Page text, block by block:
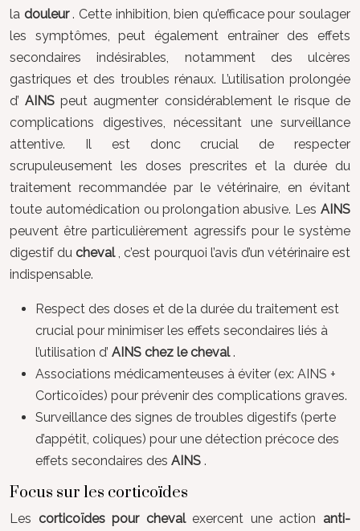
la douleur. Cette inhibition, bien qu’efficace pour soulager
les symptômes, peut également entraîner des effets
secondaires indésirables, notamment des ulcères
gastriques et des troubles rénaux. L’utilisation prolongée
d’AINSpeut augmenter considérablement le risque de
complications digestives, nécessitant une surveillance
attentive. Il est donc crucial de respecter
scrupuleusement les doses prescrites et la durée du
traitement recommandée par le vétérinaire, en évitant
toute automédication ou prolongation abusive. Les AINS
peuvent être particulièrement agressifs pour le système
digestif du cheval , c’est pourquoi l’avis d’un vétérinaire est
indispensable.
Respect des doses et de la durée du traitement est
crucial pour minimiser les effets secondaires liés à
l’utilisation d’ AINS chez le cheval.
Associations médicamenteuses à éviter (ex: AINS +
Corticoïdes) pour prévenir des complications graves.
Surveillance des signes de troubles digestifs (perte
d’appétit, coliques) pour une détection précoce des
effets secondaires des AINS .
Focus sur les corticoïdes
Les corticoïdes pour chevalexercent une action anti-